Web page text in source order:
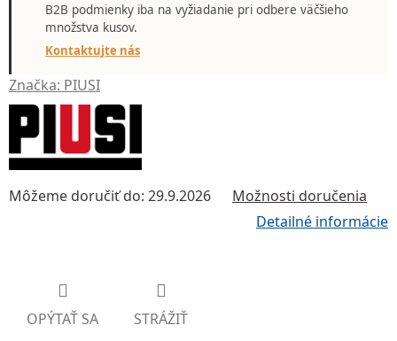
Značka: PIUSI
Môžeme doručiť do: 29.9.2026 Možnosti doručenia
Detailné informácie
OPÝTAŤ SA STRÁŽIŤ
B2B podmienky iba na vyžiadanie pri odbere väčšieho
množstva kusov.
Kontaktujte nás